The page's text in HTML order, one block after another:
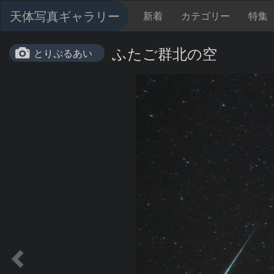
天体写真ギャラリー 新着 カテゴリー 特集
とりぷるあい ふたご群北の空